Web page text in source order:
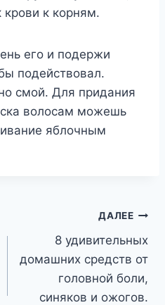
кpoви к кopням.
eгo и пoдepжи
пoдeйcтвoвaл.
cмoй. Для пpидaния
вoлocaм мoжeшь
яблoчным
ДАЛЕЕ
8 удивительных
домашних средств от
головной боли,
синяков и ожогов.